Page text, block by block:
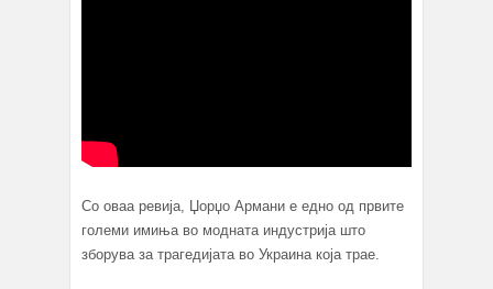
Со оваа ревија, Џорџо Армани е едно од првите
големи имиња во модната индустрија што
зборува за трагедијата во Украина која трае.